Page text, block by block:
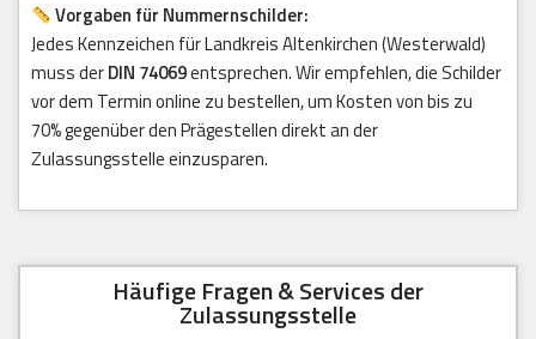
Vorgaben für Nummernschilder:
Jedes Kennzeichen für Landkreis Altenkirchen (Westerwald)
muss derDIN 74069entsprechen. Wir empfehlen, die Schilder
vor dem Termin online zu bestellen, um Kosten von bis zu
70% gegenüber den Prägestellen direkt an der
Zulassungsstelle einzusparen.
Häufige Fragen & Services der
Zulassungsstelle